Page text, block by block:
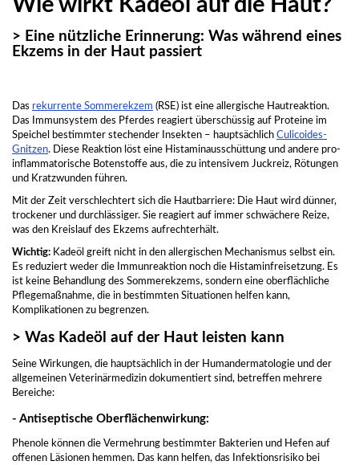
Wie wirkt Kadeöl auf die Haut?
> Eine nützliche Erinnerung: Was während eines
Ekzems in der Haut passiert
Das rekurrente Sommerekzem (RSE) ist eine allergische Hautreaktion.
Das Immunsystem des Pferdes reagiert überschüssig auf Proteine im
Speichel bestimmter stechender Insekten – hauptsächlich Culicoides-
Gnitzen. Diese Reaktion löst eine Histaminausschüttung und andere pro-
inflammatorische Botenstoffe aus, die zu intensivem Juckreiz, Rötungen
und Kratzwunden führen.
Mit der Zeit verschlechtert sich die Hautbarriere: Die Haut wird dünner,
trockener und durchlässiger. Sie reagiert auf immer schwächere Reize,
was den Kreislauf des Ekzems aufrechterhält.
Wichtig: Kadeöl greift nicht in den allergischen Mechanismus selbst ein.
Es reduziert weder die Immunreaktion noch die Histaminfreisetzung. Es
ist keine Behandlung des Sommerekzems, sondern eine oberflächliche
Pflegemaßnahme, die in bestimmten Situationen helfen kann,
Komplikationen zu begrenzen.
> Was Kadeöl auf der Haut leisten kann
Seine Wirkungen, die hauptsächlich in der Humandermatologie und der
allgemeinen Veterinärmedizin dokumentiert sind, betreffen mehrere
Bereiche:
- Antiseptische Oberflächenwirkung:
Phenole können die Vermehrung bestimmter Bakterien und Hefen auf
offenen Läsionen hemmen. Das kann helfen, das Infektionsrisiko bei